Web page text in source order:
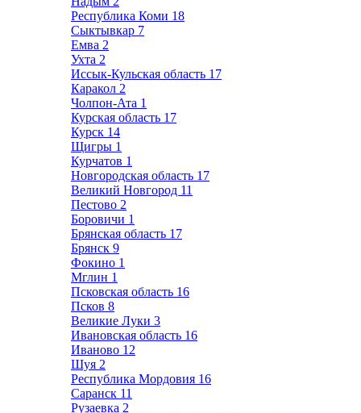
Республика Коми 18
Сыктывкар 7
Емва 2
Ухта 2
Иссык-Кульская область 17
Каракол 2
Чолпон-Ата 1
Курская область 17
Курск 14
Щигры 1
Курчатов 1
Новгородская область 17
Великий Новгород 11
Пестово 2
Боровичи 1
Брянская область 17
Брянск 9
Фокино 1
Мглин 1
Псковская область 16
Псков 8
Великие Луки 3
Ивановская область 16
Иваново 12
Шуя 2
Республика Мордовия 16
Саранск 11
Рузаевка 2